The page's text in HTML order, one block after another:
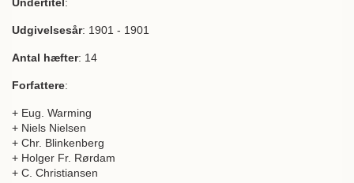
Udgivelsesår: 1901 - 1901
Antal hæfter: 14
Forfattere:
+ Eug. Warming
+ Niels Nielsen
+ Chr. Blinkenberg
+ Holger Fr. Rørdam
+ C. Christiansen